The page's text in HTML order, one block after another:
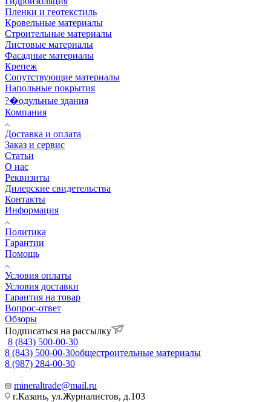
Пленки и геотекстиль
Кровельные материалы
Строительные материалы
Листовые материалы
Фасадные материалы
Крепеж
Сопутствующие материалы
Напольные покрытия
?�одульные здания
Компания
Доставка и оплата
Заказ и сервис
Статьи
О нас
Реквизиты
Дилерские свидетельства
Контакты
Информация
Политика
Гарантии
Помощь
Условия оплаты
Условия доставки
Гарантия на товар
Вопрос-ответ
Обзоры
Подписаться на рассылку
8 (843) 500-00-30
8 (843) 500-00-30общестроительные материалы
8 (987) 284-00-30
mineraltrade@mail.ru
г.Казань, ул.Журналистов, д.103